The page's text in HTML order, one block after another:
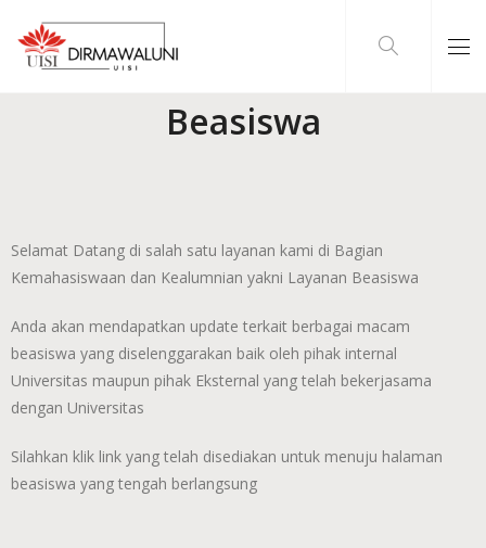
Beasiswa
Selamat Datang di salah satu layanan kami di Bagian
Kemahasiswaan dan Kealumnian yakni Layanan Beasiswa
Anda akan mendapatkan update terkait berbagai macam
beasiswa yang diselenggarakan baik oleh pihak internal
Universitas maupun pihak Eksternal yang telah bekerjasama
dengan Universitas
Silahkan klik link yang telah disediakan untuk menuju halaman
beasiswa yang tengah berlangsung